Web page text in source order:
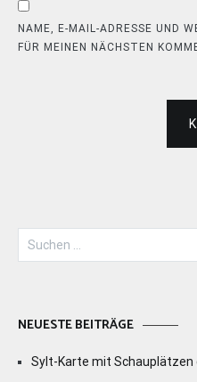
NAME, E-MAIL-ADRESSE UND
FÜR MEINEN NÄCHSTEN
Suchen
nach:
NEUESTE BEITRÄGE
Sylt-Karte mit Schauplätzen